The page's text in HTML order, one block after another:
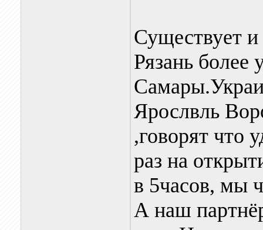
Существует
Рязань более
Ярослвль
,говорят что
раз на
в 5часов, мы
А наш